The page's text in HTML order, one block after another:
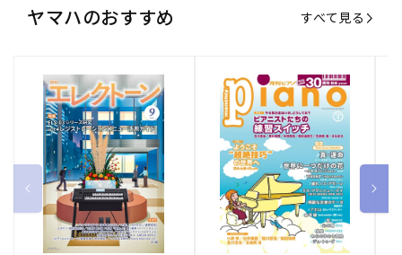
ヤマハのおすすめ すべて見る